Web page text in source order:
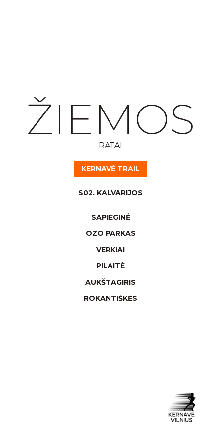
ŽIEMOS
RATAI
KERNAVĖ TRAIL
S02. KALVARIJOS
SAPIEGINĖ
OZO PARKAS
VERKIAI
PILAITĖ
AUKŠTAGIRIS
ROKANTIŠKĖS